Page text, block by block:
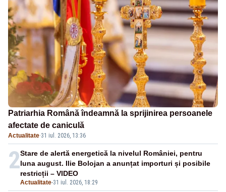
Patriarhia Română îndeamnă la sprijinirea persoanele
afectate de caniculă
Actualitate·31 iul. 2026, 13:36
2
Actualitate-31 iul. 2026, 18:29
Stare de alertă energetică la nivelul României, pentru
luna august. Ilie Bolojan a anunțat importuri și posibile
restricții – VIDEO